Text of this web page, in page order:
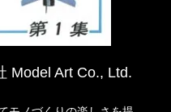
Model Art Co., Ltd.